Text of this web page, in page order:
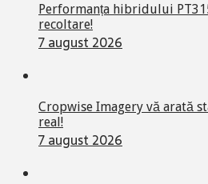
Performanța hibridului
recoltare!
7 august 2026
Cropwise Imagery vă arată
real!
7 august 2026